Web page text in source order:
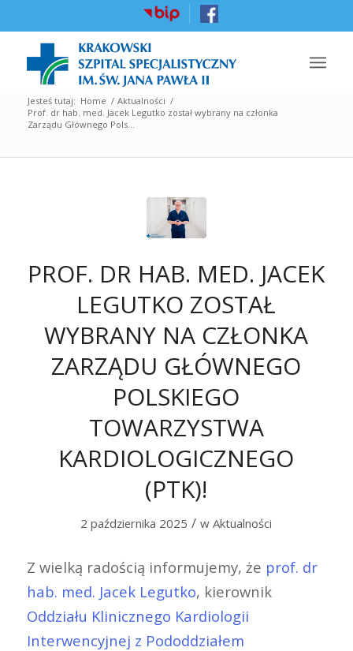
Jesteś tutaj: Home / Aktualności /
Prof. dr hab. med. Jacek Legutko został wybrany na członka
Zarządu Głównego Pols...
PROF. DR HAB. MED. JACEK
LEGUTKO ZOSTAŁ
WYBRANY NA CZŁONKA
ZARZĄDU GŁÓWNEGO
POLSKIEGO
TOWARZYSTWA
KARDIOLOGICZNEGO
(PTK)!
2 października 2025 / wAktualności
Z wielką radością informujemy, że prof. dr
hab. med. Jacek Legutko, kierownik
Oddziału Klinicznego Kardiologii
Interwencyjnej z Pododdziałem